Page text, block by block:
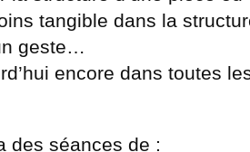
tangible dans la
geste…
encore dans toutes
des séances de :